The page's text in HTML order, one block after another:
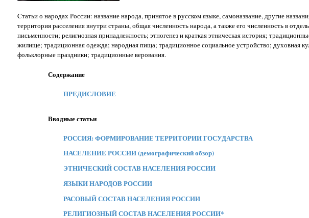
Cтатьи о народах России: название народа, принятое в русском языке, самоназвание, другие
территория расселения внутри страны, общая численность народа, а также его численность в
письменности; религиозная принадлежность; этногенез и краткая этническая история;
жилище; традиционная одежда; народная пища; традиционное социальное устройство; духовная
фольклорные праздники; традиционные верования.
Содержание
ПРЕДИСЛОВИЕ
Вводные статьи
РОССИЯ: ФОРМИРОВАНИЕ ТЕРРИТОРИИ ГОСУДАРСТВА
НАСЕЛЕНИЕ РОССИИ (демографический обзор)
ЭТНИЧЕСКИЙ СОСТАВ НАСЕЛЕНИЯ РОССИИ
ЯЗЫКИ НАРОДОВ РОССИИ
РАСОВЫЙ СОСТАВ НАСЕЛЕНИЯ РОССИИ
РЕЛИГИОЗНЫЙ СОСТАВ НАСЕЛЕНИЯ РОССИИ*